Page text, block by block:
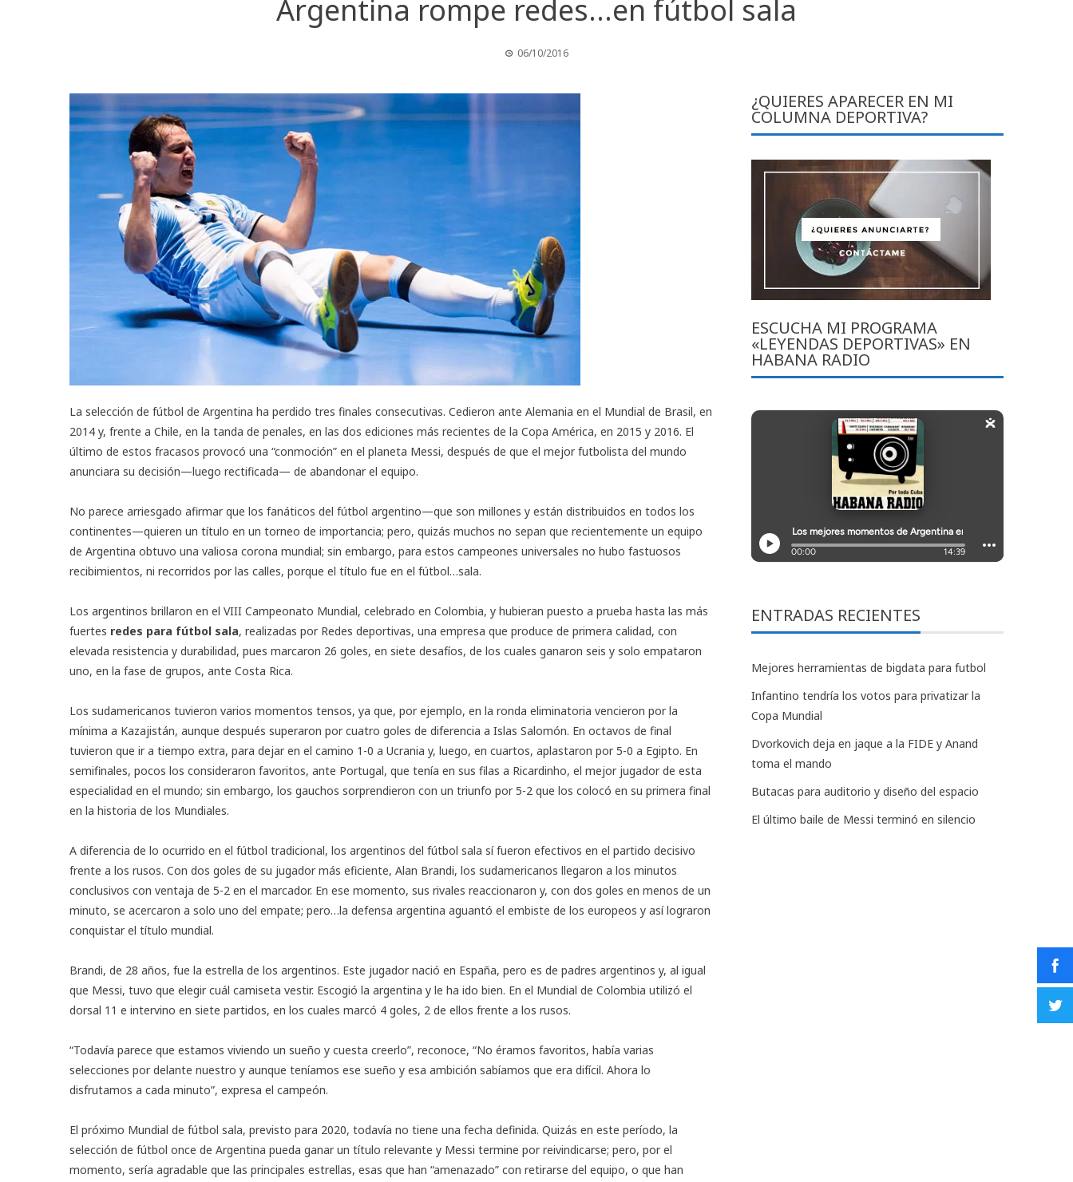
Argentina rompe redes…en fútbol sala
06/10/2016
La selección de fútbol de Argentina ha perdido tres finales consecutivas. Cedieron ante Alemania en el Mundial de Brasil, en
2014 y, frente a Chile, en la tanda de penales, en las dos ediciones más recientes de la Copa América, en 2015 y 2016. El
último de estos fracasos provocó una “conmoción” en el planeta Messi, después de que el mejor futbolista del mundo
anunciara su decisión—luego rectificada— de abandonar el equipo.
No parece arriesgado afirmar que los fanáticos del fútbol argentino—que son millones y están distribuidos en todos los
continentes—quieren un título en un torneo de importancia; pero, quizás muchos no sepan que recientemente un equipo
de Argentina obtuvo una valiosa corona mundial; sin embargo, para estos campeones universales no hubo fastuosos
recibimientos, ni recorridos por las calles, porque el título fue en el fútbol…sala.
Los argentinos brillaron en el VIII Campeonato Mundial, celebrado en Colombia, y hubieran puesto a prueba hasta las más
fuertes redes para fútbol sala, realizadas por Redes deportivas, una empresa que produce de primera calidad, con
elevada resistencia y durabilidad, pues marcaron 26 goles, en siete desafíos, de los cuales ganaron seis y solo empataron
uno, en la fase de grupos, ante Costa Rica.
Los sudamericanos tuvieron varios momentos tensos, ya que, por ejemplo, en la ronda eliminatoria vencieron por la
mínima a Kazajistán, aunque después superaron por cuatro goles de diferencia a Islas Salomón. En octavos de final
tuvieron que ir a tiempo extra, para dejar en el camino 1-0 a Ucrania y, luego, en cuartos, aplastaron por 5-0 a Egipto. En
semifinales, pocos los consideraron favoritos, ante Portugal, que tenía en sus filas a Ricardinho, el mejor jugador de esta
especialidad en el mundo; sin embargo, los gauchos sorprendieron con un triunfo por 5-2 que los colocó en su primera final
en la historia de los Mundiales.
A diferencia de lo ocurrido en el fútbol tradicional, los argentinos del fútbol sala sí fueron efectivos en el partido decisivo
frente a los rusos. Con dos goles de su jugador más eficiente, Alan Brandi, los sudamericanos llegaron a los minutos
conclusivos con ventaja de 5-2 en el marcador. En ese momento, sus rivales reaccionaron y, con dos goles en menos de un
minuto, se acercaron a solo uno del empate; pero…la defensa argentina aguantó el embiste de los europeos y así lograron
conquistar el título mundial.
Brandi, de 28 años, fue la estrella de los argentinos. Este jugador nació en España, pero es de padres argentinos y, al igual
que Messi, tuvo que elegir cuál camiseta vestir. Escogió la argentina y le ha ido bien. En el Mundial de Colombia utilizó el
dorsal 11 e intervino en siete partidos, en los cuales marcó 4 goles, 2 de ellos frente a los rusos.
“Todavía parece que estamos viviendo un sueño y cuesta creerlo”, reconoce, “No éramos favoritos, había varias
selecciones por delante nuestro y aunque teníamos ese sueño y esa ambición sabíamos que era difícil. Ahora lo
disfrutamos a cada minuto”, expresa el campeón.
El próximo Mundial de fútbol sala, previsto para 2020, todavía no tiene una fecha definida. Quizás en este período, la
selección de fútbol once de Argentina pueda ganar un título relevante y Messi termine por reivindicarse; pero, por el
momento, sería agradable que las principales estrellas, esas que han “amenazado” con retirarse del equipo, o que han
¿QUIERES APARECER EN MI
COLUMNA DEPORTIVA?
ESCUCHA MI PROGRAMA
«LEYENDAS DEPORTIVAS» EN
HABANA RADIO
ENTRADAS RECIENTES
Mejores herramientas de bigdata para futbol
Infantino tendría los votos para privatizar la
Copa Mundial
Dvorkovich deja en jaque a la FIDE y Anand
toma el mando
Butacas para auditorio y diseño del espacio
El último baile de Messi terminó en silencio